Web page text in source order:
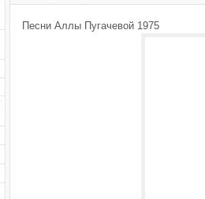
Песни Аллы Пугачевой 1975